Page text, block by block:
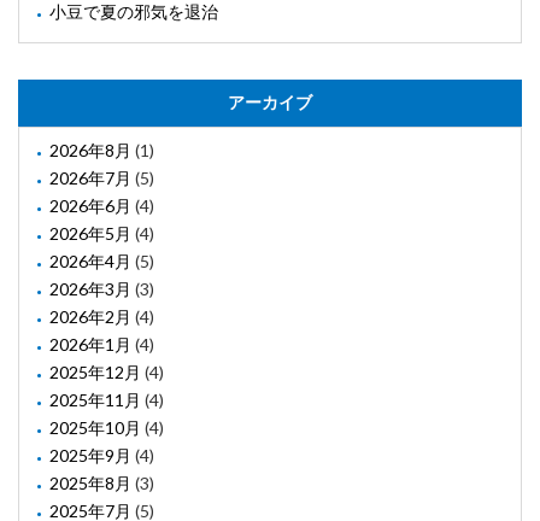
小豆で夏の邪気を退治
アーカイブ
2026年8月 (1)
2026年7月 (5)
2026年6月 (4)
2026年5月 (4)
2026年4月 (5)
2026年3月 (3)
2026年2月 (4)
2026年1月 (4)
2025年12月 (4)
2025年11月 (4)
2025年10月 (4)
2025年9月 (4)
2025年8月 (3)
2025年7月 (5)